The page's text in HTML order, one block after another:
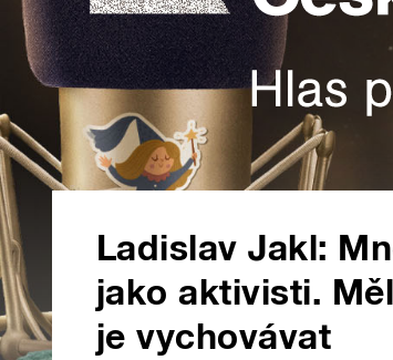
Ladislav Jakl:
jako aktivisti.
je vychovávat